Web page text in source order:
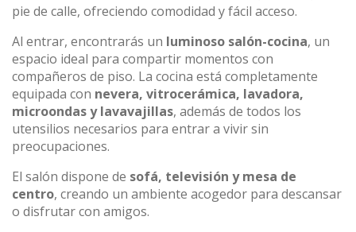
pie de calle, ofreciendo comodidad y fácil acceso.
Al entrar, encontrarás un luminoso salón-cocina, un
espacio ideal para compartir momentos con
compañeros de piso. La cocina está completamente
equipada con nevera, vitrocerámica, lavadora,
microondas y lavavajillas, además de todos los
utensilios necesarios para entrar a vivir sin
preocupaciones.
El salón dispone de sofá, televisión y mesa de
centro, creando un ambiente acogedor para descansar
o disfrutar con amigos.